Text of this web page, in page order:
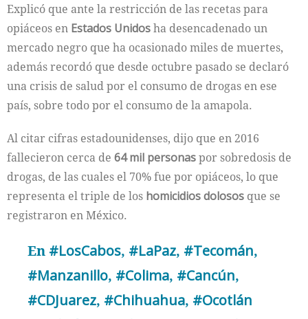
Explicó que ante la restricción de las recetas para
opiáceos en Estados Unidosha desencadenado un
mercado negro que ha ocasionado miles de muertes,
además recordó que desde octubre pasado se declaró
una crisis de salud por el consumo de drogas en ese
país, sobre todo por el consumo de la amapola.
Al citar cifras estadounidenses, dijo que en 2016
fallecieron cerca de 64 mil personaspor sobredosis de
drogas, de las cuales el 70% fue por opiáceos, lo que
representa el triple de los homicidios dolosos que se
registraron en México.
En #LosCabos, #LaPaz, #Tecomán,
#Manzanillo, #Colima, #Cancún,
#CDJuarez, #Chihuahua, #Ocotlán